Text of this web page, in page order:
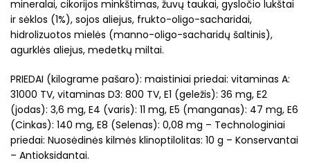
mineralai, cikorijos minkštimas, žuvų taukai, gysločio lukštai
ir sėklos (1%), sojos aliejus, frukto-oligo-sacharidai,
hidrolizuotos mielės (manno-oligo-sacharidų šaltinis),
agurklės aliejus, medetkų miltai.
PRIEDAI (kilograme pašaro): maistiniai priedai: vitaminas A:
31000 TV, vitaminas D3: 800 TV, E1 (geležis): 36 mg, E2
(jodas): 3,6 mg, E4 (varis): 11 mg, E5 (manganas): 47 mg, E6
(Cinkas): 140 mg, E8 (Selenas): 0,08 mg – Technologiniai
priedai: Nuosėdinės kilmės klinoptilolitas: 10 g – Konservantai
– Antioksidantai.